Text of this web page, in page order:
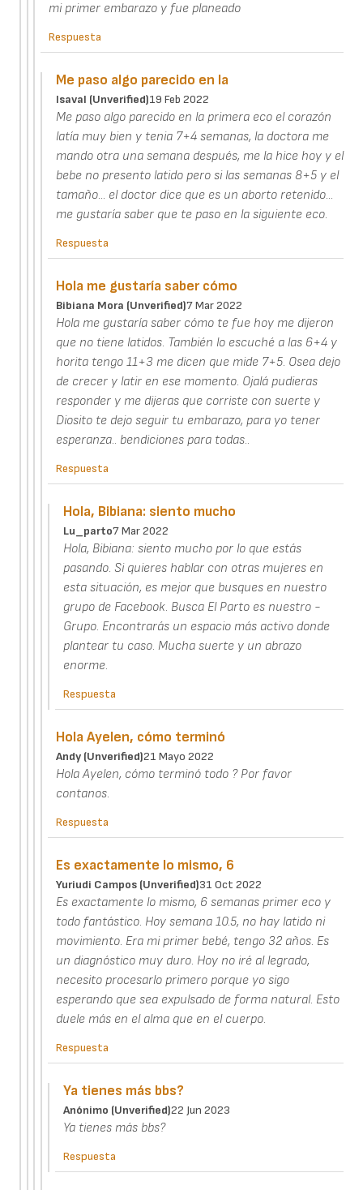
mi primer embarazo y fue planeado
Respuesta
Me paso algo parecido en la
Isaval (unverified)19 Feb 2022
Me paso algo parecido en la primera eco el corazón
latía muy bien y tenia 7+4 semanas, la doctora me
mando otra una semana después, me la hice hoy y el
bebe no presento latido pero si las semanas 8+5 y el
tamaño... el doctor dice que es un aborto retenido...
me gustaría saber que te paso en la siguiente eco.
Respuesta
Hola me gustaría saber cómo
Bibiana Mora (unverified)7 Mar 2022
Hola me gustaría saber cómo te fue hoy me dijeron
que no tiene latidos. También lo escuché a las 6+4 y
horita tengo 11+3 me dicen que mide 7+5. Osea dejo
de crecer y latir en ese momento. Ojalá pudieras
responder y me dijeras que corriste con suerte y
Diosito te dejo seguir tu embarazo, para yo tener
esperanza.. bendiciones para todas..
Respuesta
Hola, Bibiana: siento mucho
Lu_parto7 Mar 2022
Hola, Bibiana: siento mucho por lo que estás
pasando. Si quieres hablar con otras mujeres en
esta situación, es mejor que busques en nuestro
grupo de Facebook. Busca El Parto es nuestro -
Grupo. Encontrarás un espacio más activo donde
plantear tu caso. Mucha suerte y un abrazo
enorme.
Respuesta
Hola Ayelen, cómo terminó
Andy (unverified)21 Mayo 2022
Hola Ayelen, cómo terminó todo ? Por favor
contanos.
Respuesta
Es exactamente lo mismo, 6
Yuriudi Campos (unverified)31 Oct 2022
Es exactamente lo mismo, 6 semanas primer eco y
todo fantástico. Hoy semana 10.5, no hay latido ni
movimiento. Era mi primer bebé, tengo 32 años. Es
un diagnóstico muy duro. Hoy no iré al legrado,
necesito procesarlo primero porque yo sigo
esperando que sea expulsado de forma natural. Esto
duele más en el alma que en el cuerpo.
Respuesta
Ya tienes más bbs?
Anónimo (unverified)22 Jun 2023
Ya tienes más bbs?
Respuesta